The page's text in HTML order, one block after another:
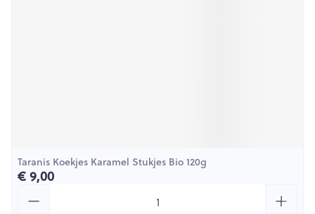
Taranis Koekjes Karamel Stukjes Bio 120g
€ 9,00